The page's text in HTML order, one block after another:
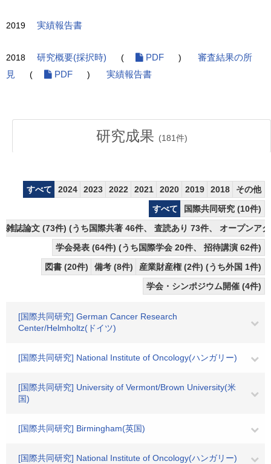
2019 実績報告書
2018 研究概要(採択時) ( PDF )
審査結果の所
見
( PDF ) 実績報告書
研究成果 (181件)
すべて 2024 2023 2022 2021 2020 2019 2018
その他
すべて
国際共同研究 (10件)
雑誌論文 (73件) (うち国際共著 46件、 査読あり 73件、 オープンア
学会発表 (64件) (うち国際学会 20件、 招待講演 62件)
図書 (20件)
備考 (8件)
産業財産権 (2件) (うち外国 1件)
学会・シンポジウム開催 (4件)
[国際共同研究] German Cancer Research
Center/Helmholtz(ドイツ)
[国際共同研究] National Institute of Oncology(ハンガリー)
[国際共同研究] University of Vermont/Brown University(米
国)
[国際共同研究] Birmingham(英国)
[国際共同研究] National Institute of Oncology(ハンガリー)